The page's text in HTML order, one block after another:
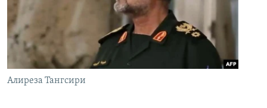
Алиреза Тангсири